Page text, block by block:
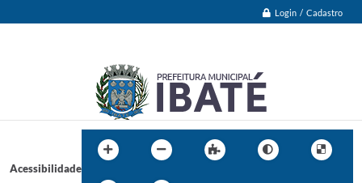
Login / Cadastro
Acessibilidade